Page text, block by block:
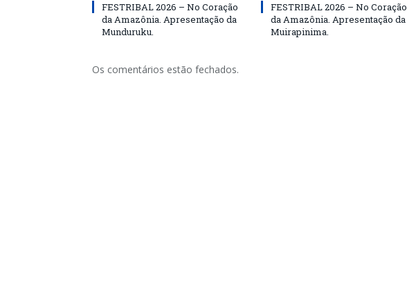
FESTRIBAL 2026 – No Coração
da Amazônia. Apresentação da
Munduruku.
FESTRIBAL 2026 – No Coração
da Amazônia. Apresentação da
Muirapinima.
Os comentários estão fechados.